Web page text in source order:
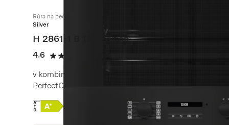
Rúra na pečenie
Silver
H 2861-1 B 125 Edition
4.6
4.6 / 5
v kombinovateľnom dizajne s funkciou AirFry, sieťovým
PerfectClean.
Online Label Flag, Energetický štítok
Informácie o produkte